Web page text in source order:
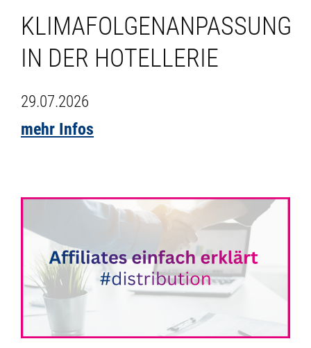
KLIMAFOLGENANPASSUNG
IN DER HOTELLERIE
29.07.2026
mehr Infos